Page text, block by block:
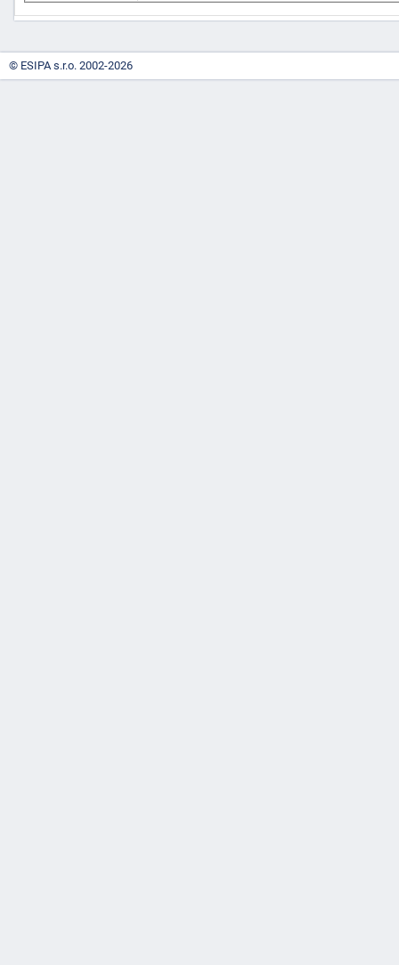
© ESIPA s.r.o. 2002-2026